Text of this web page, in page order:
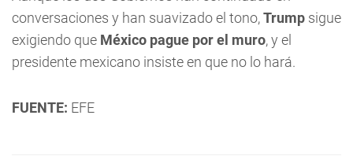
conversaciones y han suavizado el tono,Trump sigue
exigiendo que México pague por el muro, y el
presidente mexicano insiste en que no lo hará.
FUENTE: EFE